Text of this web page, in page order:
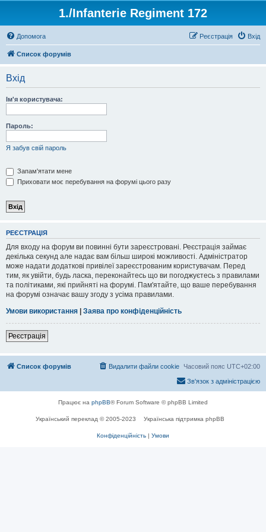
1./Infanterie Regiment 172
Допомога Вхід
Реєстрація
Список форумів
Вхід
Ім'я користувача:
Пароль:
Я забув свій пароль
Запам'ятати мене
Приховати моє перебування на форумі цього разу
РЕЄСТРАЦІЯ
Для входу на форум ви повинні бути зареєстровані. Реєстрація займає
декілька секунд але надає вам більш широкі можливості. Адміністратор
може надати додаткові привілеї зареєстрованим користувачам. Перед
тим, як увійти, будь ласка, переконайтесь що ви погоджуєтесь з правилами
та політиками, які прийняті на форумі. Пам'ятайте, що ваше перебування
на форумі означає вашу згоду з усіма правилами.
Умови використання | Заява про конфіденційність
Реєстрація
Список форумів Часовий пояс UTC+02:00
Видалити файли cookie
Зв'язок з адміністрацією
Працює на phpBB® Forum Software © phpBB Limited
Український переклад © 2005-2023 Українська підтримка phpBB
Конфіденційність | Умови